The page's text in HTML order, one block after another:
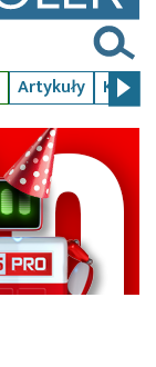
Artykuły Kursy